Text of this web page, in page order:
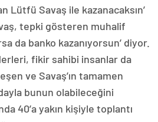
Lütfü Savaş ile kazanacaksın’
tepki gösteren muhalif
da banko kazanıyorsun’ diyor.
fikir sahibi insanlar da
ve Savaş’ın tamamen
bunun olabileceğini
40’a yakın kişiyle toplantı